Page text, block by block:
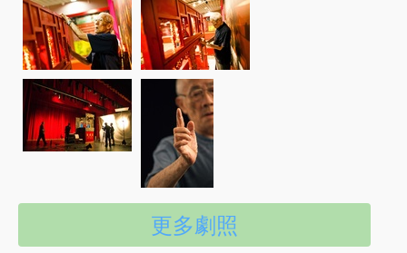
更多劇照